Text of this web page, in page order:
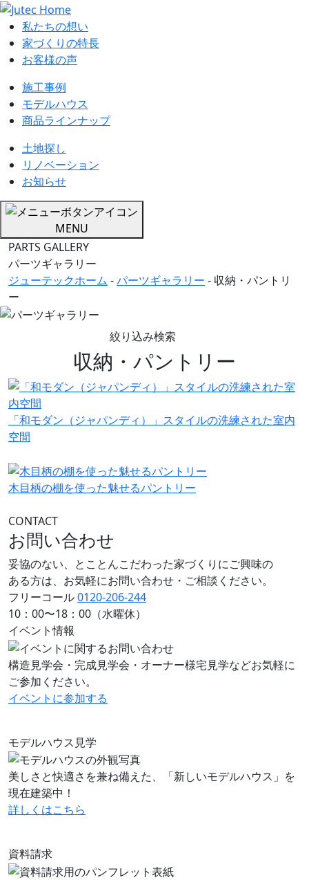
私たちの想い
家づくりの特長
お客様の声
施工事例
モデルハウス
商品ラインナップ
土地探し
リノベーション
お知らせ
MENU
PARTS GALLERY
パーツギャラリー
ジューテックホーム -パーツギャラリー - 収納・パントリ
ー
絞り込み検索
収納・パントリー
「和モダン（ジャパンディ）」スタイルの洗練された室内
空間
木目柄の棚を使った魅せるパントリー
CONTACT
お問い合わせ
妥協のない、とことんこだわった家づくりにご興味の
ある方は、お気軽にお問い合わせ・ご相談ください。
フリーコール0120-206-244
10：00〜18：00（水曜休）
イベント情報
構造見学会・完成見学会・オーナー様宅見学などお気軽に
ご参加ください。
イベントに参加する
モデルハウス見学
美しさと快適さを兼ね備えた、「新しいモデルハウス」を
現在建築中！
詳しくはこちら
資料請求